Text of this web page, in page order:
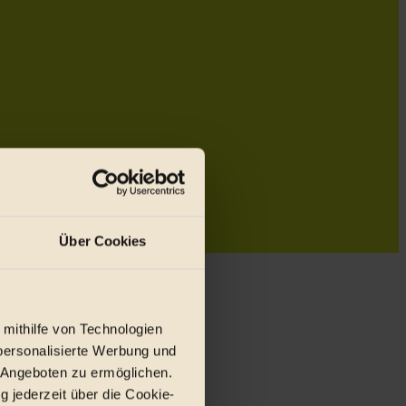
Über Cookies
von Technologien
Werbung und
zu ermöglichen.
jederzeit über die Cookie-